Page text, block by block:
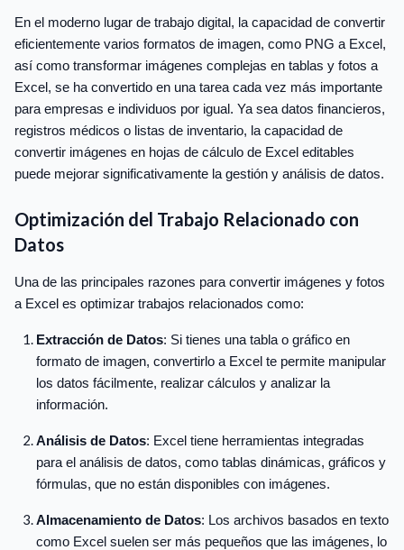
En el moderno lugar de trabajo digital, la capacidad de convertir
eficientemente varios formatos de imagen, como PNG a Excel,
así como transformar imágenes complejas en tablas y fotos a
Excel, se ha convertido en una tarea cada vez más importante
para empresas e individuos por igual. Ya sea datos financieros,
registros médicos o listas de inventario, la capacidad de
convertir imágenes en hojas de cálculo de Excel editables
puede mejorar significativamente la gestión y análisis de datos.
Optimización del Trabajo Relacionado con
Datos
Una de las principales razones para convertir imágenes y fotos
a Excel es optimizar trabajos relacionados como:
Extracción de Datos: Si tienes una tabla o gráfico en
formato de imagen, convertirlo a Excel te permite manipular
los datos fácilmente, realizar cálculos y analizar la
información.
Análisis de Datos: Excel tiene herramientas integradas
para el análisis de datos, como tablas dinámicas, gráficos y
fórmulas, que no están disponibles con imágenes.
Almacenamiento de Datos: Los archivos basados en texto
como Excel suelen ser más pequeños que las imágenes, lo